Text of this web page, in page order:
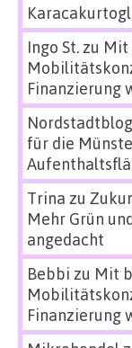
Ingo St.zu Mit
Finanzierung
für die
Trina zu
Mehr Grün
angedacht
Bebbi zu Mit
Finanzierung